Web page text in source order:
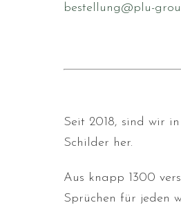
bestellung@plu-
Seit 2018, sind wir
Schilder her.
Aus knapp 1300
Sprüchen für jeden